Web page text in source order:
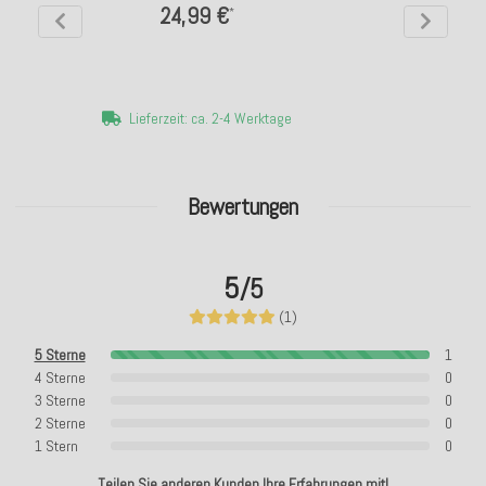
Bewertungen
5/5
(1)
5 Sterne
1
4 Sterne
0
3 Sterne
0
2 Sterne
0
1 Stern
0
24,99 €*
Lieferzeit: ca. 2-4 Werktage